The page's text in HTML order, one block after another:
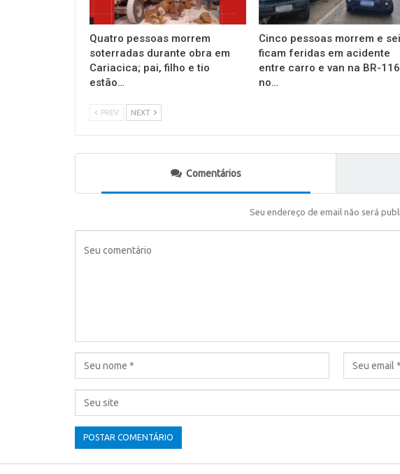
Quatro pessoas morrem
soterradas durante obra em
Cariacica; pai, filho e tio
estão…
Cinco pessoas morrem e
ficam feridas em acidente
entre carro e van na BR-
no…
PREV NEXT
Comentários
Seu endereço de email não será